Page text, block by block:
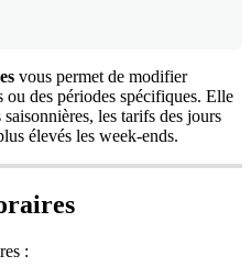
vous permet de modifier
ou des périodes spécifiques. Elle
saisonnières, les tarifs des jours
élevés les week-ends.
: